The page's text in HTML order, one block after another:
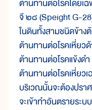
ต้านทานต่อโรคโดยเ
จี ๒๘ (Speight G-
ในดินทั้งสามชนิดข้าง
ต้านทานต่อโรคเหี่ยว
ต้านทานต่อโรคแข้งด
ต้านทานต่อโรคเหี่ยว
บริเวณนั้นจะต้องปรา
จะเข้าทำอันตรายระ